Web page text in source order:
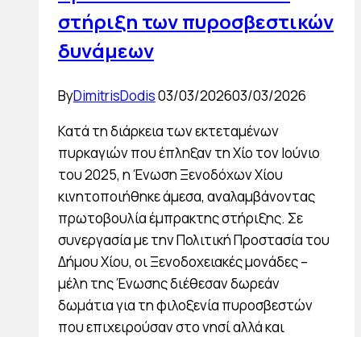
1
Οκτωβρίου
2025
στήριξη των πυροσβεστικών
δυνάμεων
ByDimitrisDodis03/03/202603/03/2026
Κατά τη διάρκεια των εκτεταμένων
πυρκαγιών που έπληξαν τη Χίο τον Ιούνιο
του 2025, η Ένωση Ξενοδόχων Χίου
κινητοποιήθηκε άμεσα, αναλαμβάνοντας
πρωτοβουλία έμπρακτης στήριξης. Σε
συνεργασία με την Πολιτική Προστασία του
Δήμου Χίου, οι Ξενοδοχειακές μονάδες –
μέλη της Ένωσης διέθεσαν δωρεάν
δωμάτια για τη φιλοξενία πυροσβεστών
που επιχειρούσαν στο νησί αλλά και